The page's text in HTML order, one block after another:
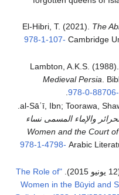
El-Hibri, T. (2021). The
Cambridge
978-1-107-
Lambton, A.K.S.
Medieval Persia .
978-0-
.
al-Sāʿī, Ibn; Toorawa,
والإماء المسمى نساء
Arabic
978-1-4798-
"The Role of
Women in the Būyid and